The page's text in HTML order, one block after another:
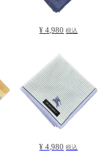
¥ 4,980 税込
¥ 4,980 税込